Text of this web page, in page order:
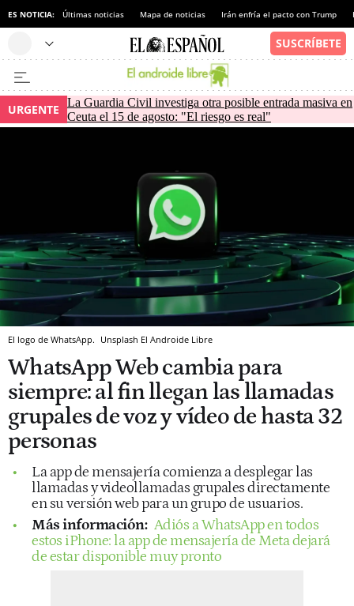
ES NOTICIA: Últimas noticias Mapa de noticias Irán enfría el pacto con Trump
URGENTE
La Guardia Civil investiga otra posible entrada masiva en
Ceuta el 15 de agosto: "El riesgo es real"
El logo de WhatsApp. Unsplash El Androide Libre
WhatsApp Web cambia para
siempre: al fin llegan las llamadas
grupales de voz y vídeo de hasta 32
personas
La app de mensajería comienza a desplegar las
llamadas y videollamadas grupales directamente
en su versión web para un grupo de usuarios.
Más información: Adiós a WhatsApp en todos
estos iPhone: la app de mensajería de Meta dejará
de estar disponible muy pronto